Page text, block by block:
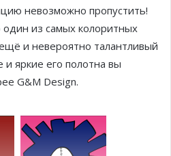
невозможно пропустить!
из самых колоритных
и невероятно талантливый
яркие его полотна вы
G&M Design.